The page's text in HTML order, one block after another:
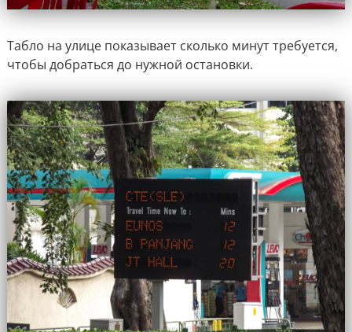
Табло на улице показывает сколько минут требуется,
чтобы добраться до нужной остановки.